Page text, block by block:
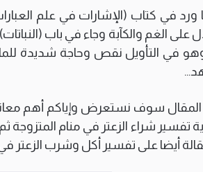
ورد في كتاب (الإشارات في علم
على الغم والكآبة وجاء في باب
في التأويل نقص وحاجة شديدة
سوف نستعرض وإياكم أهم
تفسير شراء الزعتر في منام المتزوجة
أيضا على تفسير أكل وشرب الزعتر